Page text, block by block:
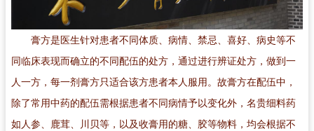
膏方是医生针对患者不同体质、病情、禁忌、喜好、病史等不
同临床表现而确立的不同配伍的处方，通过进行辨证处方，做到一
人一方，每一剂膏方只适合该方患者本人服用。故膏方在配伍中，
除了常用中药的配伍需根据患者不同病情予以变化外，名贵细料药
如人参、鹿茸、川贝等，以及收膏用的糖、胶等物料，均会根据不